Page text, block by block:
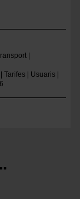
Tarifes
Usuaris